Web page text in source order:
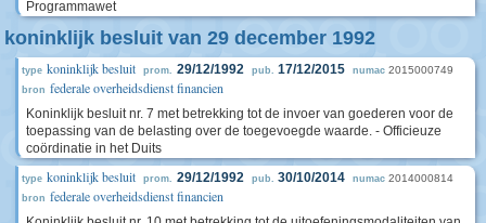
Programmawet
koninklijk besluit van 29 december 1992
type koninklijk besluit prom. 29/12/1992 pub. 17/12/2015 numac 2015000749
bron federale overheidsdienst financien
Koninklijk besluit nr. 7 met betrekking tot de invoer van goederen voor de
toepassing van de belasting over de toegevoegde waarde. - Officieuze
coördinatie in het Duits
type koninklijk besluit prom. 29/12/1992 pub. 30/10/2014 numac 2014000814
bron federale overheidsdienst financien